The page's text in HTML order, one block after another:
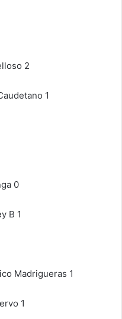
2
1
0
B 1
Madrigueras 1
1